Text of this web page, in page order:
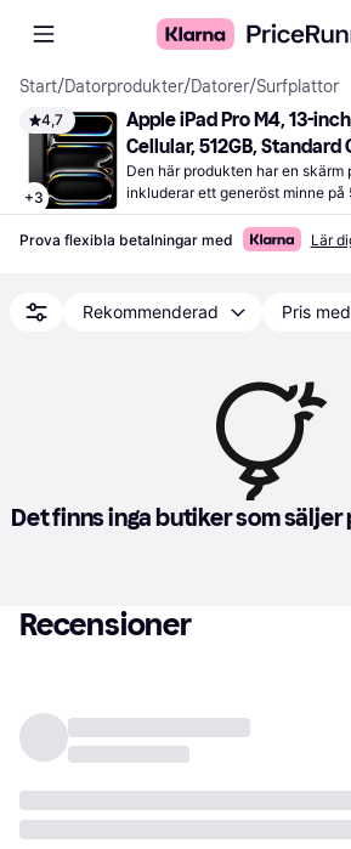
Start/Datorprodukter/Datorer/Surfplattor
4,7
+3
Apple iPad Pro M4, 13-
Cellular, 512GB, Standard
Black
Den här produkten har en
inkluderar ett generöst minne på
kamera framtill på 12 Mp och en
Prova flexibla betalningar med
Lär
Rekommenderad Pris
Det finns inga butiker som
Recensioner